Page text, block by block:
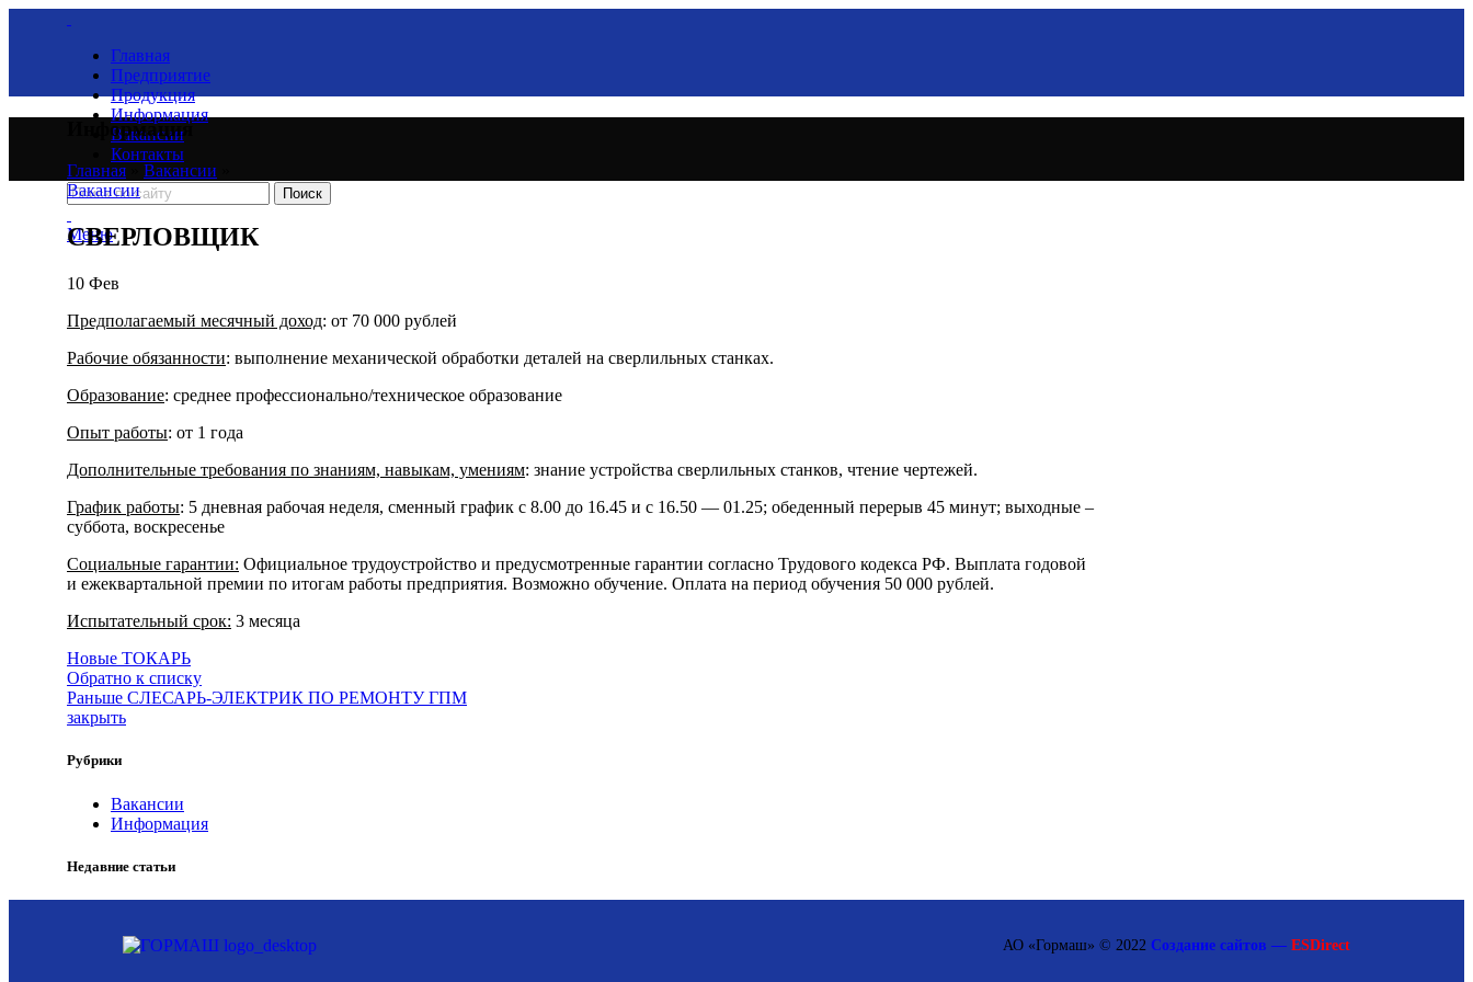
Главная
Предприятие
Продукция
Информация
Вакансии
Контакты
Поиск
Меню
Информация
Главная Вакансии
Вакансии
СВЕРЛОВЩИК
10 Фев
Предполагаемый месячный доход: от 70 000 рублей
Рабочие обязанности: выполнение механической обработки деталей на сверлильных станках.
Образование: среднее профессионально/техническое образование
Опыт работы: от 1 года
Дополнительные требования по знаниям, навыкам, умениям: знание устройства сверлильных станков, чтение чертежей.
График работы: 5 дневная рабочая неделя, сменный график с 8.00 до 16.45 и с 16.50 — 01.25; обеденный перерыв 45 минут; выходные –
суббота, воскресенье
Социальные гарантии: Официальное трудоустройство и предусмотренные гарантии согласно Трудового кодекса РФ. Выплата годовой
и ежеквартальной премии по итогам работы предприятия. Возможно обучение. Оплата на период обучения 50 000 рублей.
Испытательный срок: 3 месяца
Новые ТОКАРЬ
Обратно к списку
Раньше СЛЕСАРЬ-ЭЛЕКТРИК ПО РЕМОНТУ ГПМ
закрыть
Рубрики
Вакансии
Информация
Недавние статьи
АО «Гормаш» © 2022 Создание сайтов — ESDirect